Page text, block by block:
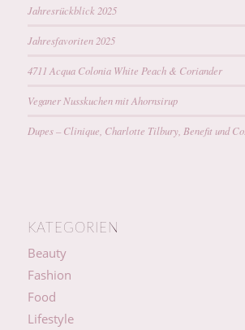
Jahresrückblick 2025
Jahresfavoriten 2025
4711 Acqua Colonia White Peach & Coriander
Veganer Nusskuchen mit Ahornsirup
Dupes – Clinique, Charlotte Tilbury, Benefit und Co.
KATEGORIEN
Beauty
Fashion
Food
Lifestyle